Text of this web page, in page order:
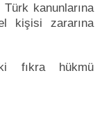
kanunlarına
kişisi zararına
fıkra hükmü